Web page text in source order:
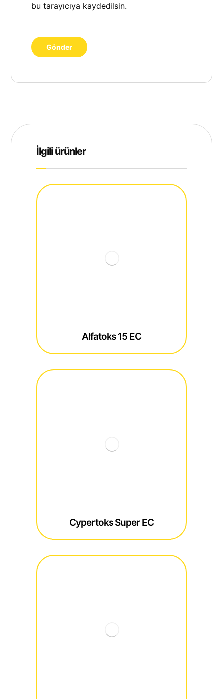
bu tarayıcıya kaydedilsin.
İlgili ürünler
Alfatoks 15 EC
Cypertoks Super EC